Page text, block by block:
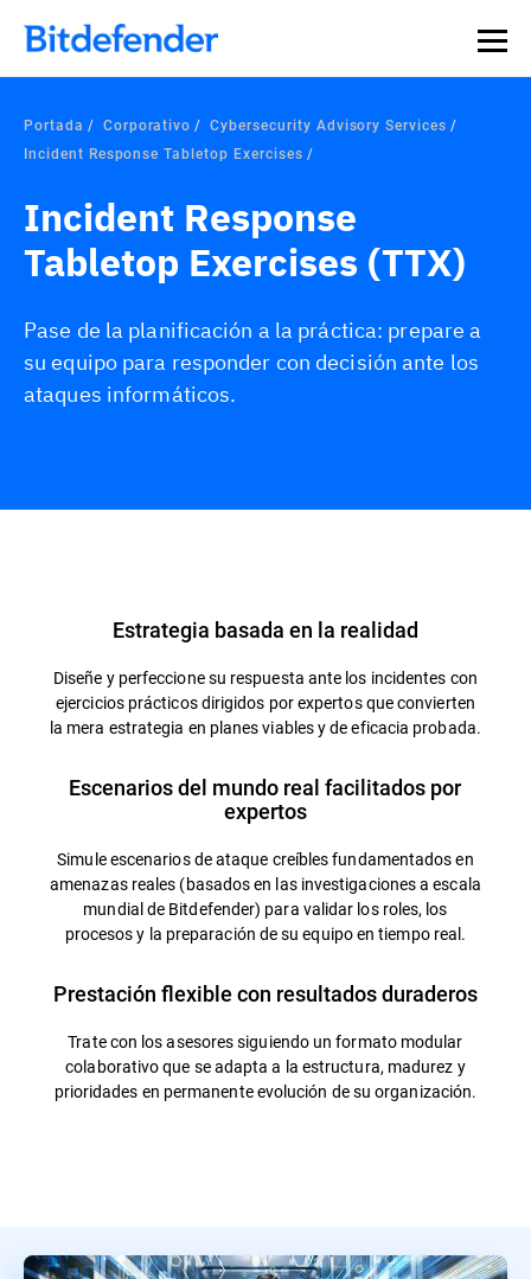
Portada Corporativo
Cybersecurity Advisory Services
Incident Response Tabletop Exercises
Incident Response
Tabletop Exercises (TTX)
Pase de la planificación a la práctica: prepare a
su equipo para responder con decisión ante los
ataques informáticos.
Estrategia basada en la realidad
Diseñe y perfeccione su respuesta ante los incidentes con
ejercicios prácticos dirigidos por expertos que convierten
la mera estrategia en planes viables y de eficacia probada.
Escenarios del mundo real facilitados por
expertos
Simule escenarios de ataque creíbles fundamentados en
amenazas reales (basados en las investigaciones a escala
mundial de Bitdefender) para validar los roles, los
procesos y la preparación de su equipo en tiempo real.
Prestación flexible con resultados duraderos
Trate con los asesores siguiendo un formato modular
colaborativo que se adapta a la estructura, madurez y
prioridades en permanente evolución de su organización.